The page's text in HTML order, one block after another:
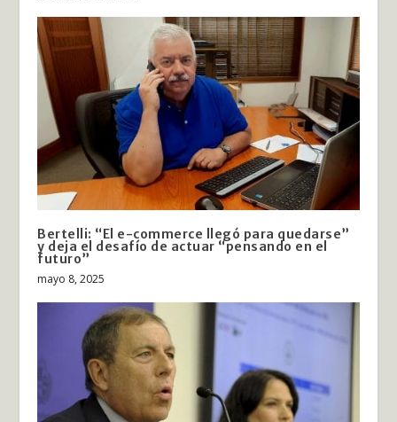
Bertelli: “El e-commerce llegó para quedarse”
y deja el desafío de actuar “pensando en el
futuro”
mayo 8, 2025